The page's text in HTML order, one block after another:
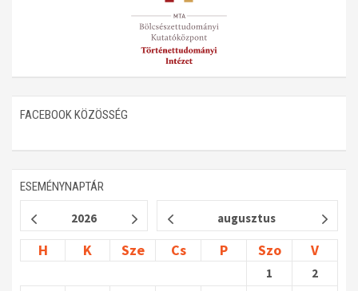
FACEBOOK KÖZÖSSÉG
ESEMÉNYNAPTÁR
2026 augusztus
H K Sze Cs P Szo V
1
2